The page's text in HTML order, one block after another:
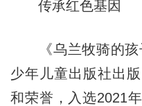
传承红色基因
《乌兰牧骑的孩
少年儿童出版社出
和荣誉，入选2021